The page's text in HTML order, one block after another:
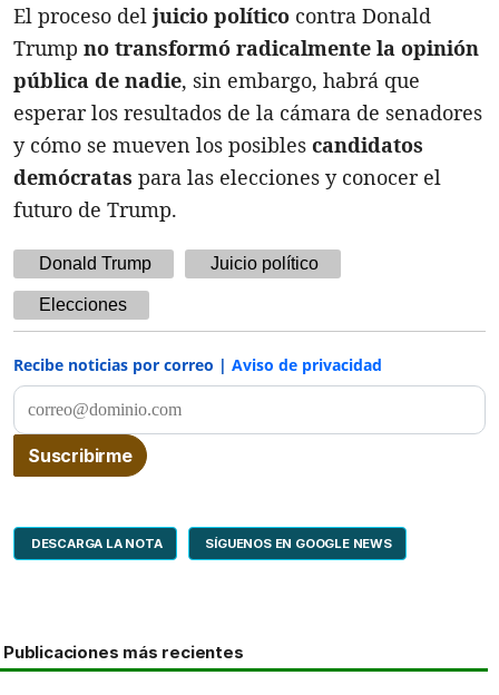
El proceso del juicio político contra Donald
Trump no transformó radicalmente la opinión
pública de nadie, sin embargo, habrá que
esperar los resultados de la cámara de senadores
y cómo se mueven los posibles candidatos
demócratas para las elecciones y conocer el
futuro de Trump.
Donald Trump Juicio político
Elecciones
Recibe noticias por correo | Aviso de privacidad
DESCARGA LA NOTA SÍGUENOS EN GOOGLE NEWS
Publicaciones más recientes